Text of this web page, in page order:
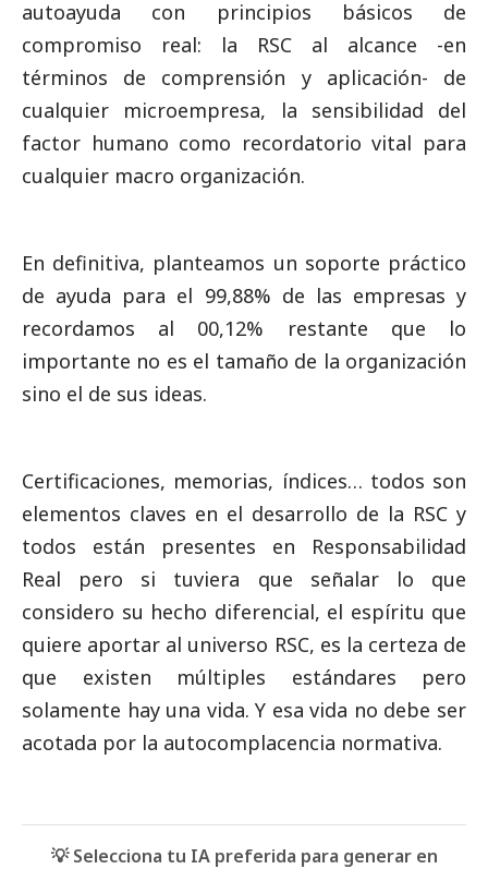
autoayuda con principios básicos de
compromiso real: la RSC al alcance -en
términos de comprensión y aplicación- de
cualquier microempresa, la sensibilidad del
factor humano como recordatorio vital para
cualquier macro organización.
En definitiva, planteamos un soporte práctico
de ayuda para el 99,88% de las empresas y
recordamos al 00,12% restante que lo
importante no es el tamaño de la organización
sino el de sus ideas.
Certificaciones, memorias, índices… todos son
elementos claves en el desarrollo de la RSC y
todos están presentes en Responsabilidad
Real pero si tuviera que señalar lo que
considero su hecho diferencial, el espíritu que
quiere aportar al universo RSC, es la certeza de
que existen múltiples estándares pero
solamente hay una vida. Y esa vida no debe ser
acotada por la autocomplacencia normativa.
💡 Selecciona tu IA preferida para generar en